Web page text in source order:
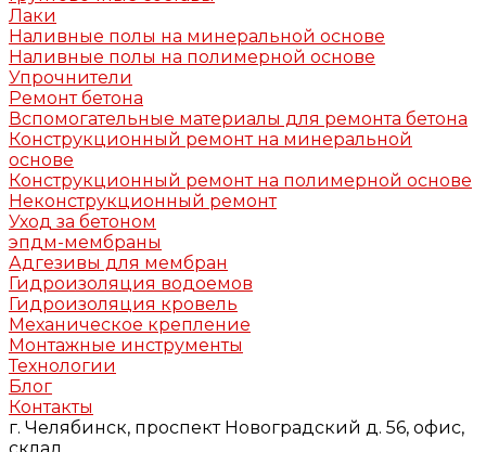
Лаки
Наливные полы на минеральной основе
Наливные полы на полимерной основе
Упрочнители
Ремонт бетона
Вспомогательные материалы для ремонта бетона
Конструкционный ремонт на минеральной
основе
Конструкционный ремонт на полимерной основе
Неконструкционный ремонт
Уход за бетоном
эпдм-мембраны
Адгезивы для мембран
Гидроизоляция водоемов
Гидроизоляция кровель
Механическое крепление
Монтажные инструменты
Технологии
Блог
Контакты
г. Челябинск, проспект Новоградский д. 56, офис,